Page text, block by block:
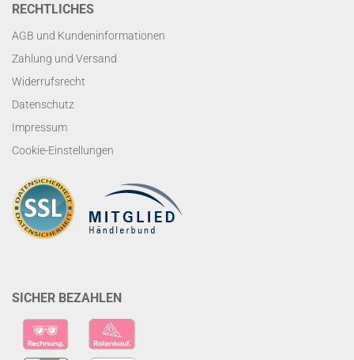
RECHTLICHES
AGB und Kundeninformationen
Zahlung und Versand
Widerrufsrecht
Datenschutz
Impressum
Cookie-Einstellungen
SICHER BEZAHLEN